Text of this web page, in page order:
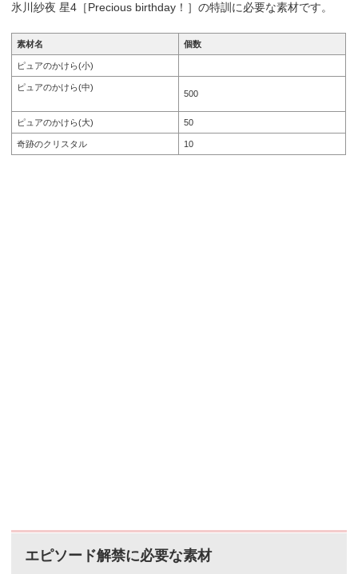
氷川紗夜 星4［Precious birthday！］の特訓に必要な素材です。
素材名 個数
ピュアのかけら(小)
ピュアのかけら(中)
500
ピュアのかけら(大) 50
奇跡のクリスタル 10
エピソード解禁に必要な素材